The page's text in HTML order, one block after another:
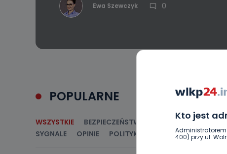
Kto jest
Administratorem
400) przy ul.
Ewa Szewczyk 0
POPULARNE
WSZYSTKIE BEZPIECZEŃSTWO CIEKAWOSTKI
SYGNALE
OPINIE POLITYKA RELIGIA